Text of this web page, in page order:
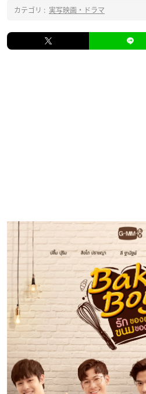
カテゴリ : 実写映画・ドラマ